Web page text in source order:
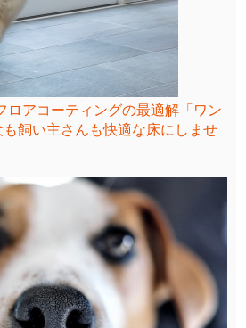
ロアコーティングの最適解「ワン
飼い主さんも快適な床にしませ